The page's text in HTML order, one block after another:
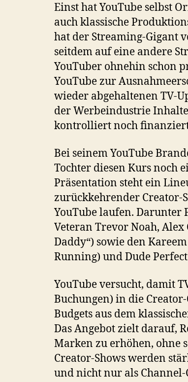
Einst hat YouTube selbst
auch klassische
hat der Streaming-Gigant
seitdem auf eine andere
YouTuber ohnehin schon
YouTube zur
wieder abgehaltenen TV-
der Werbeindustrie
kontrolliert noch
Bei seinem YouTube
Tochter diesen Kurs noch
Präsentation steht ein
zurückkehrender Creator-
YouTube laufen. Darunter
Veteran Trevor Noah, Alex
Daddy“) sowie den
Running) und Dude Perfect
YouTube versucht, damit
Buchungen) in die
Budgets aus dem
Das Angebot zielt darauf,
Marken zu erhöhen, ohne
Creator-Shows werden
und nicht nur als